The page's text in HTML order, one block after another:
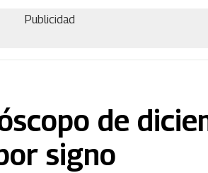
Publicidad
de
signo